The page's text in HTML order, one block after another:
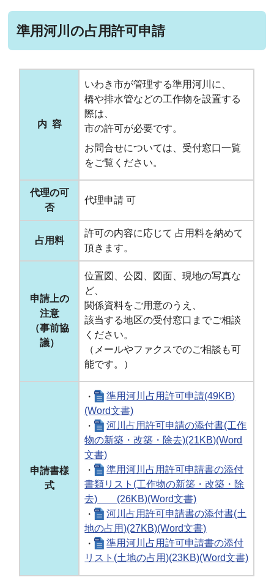
準用河川の占用許可申請
内 容
いわき市が管理する準用河川に、
橋や排水管などの工作物を設置する
際は、
市の許可が必要です。
お問合せについては、受付窓口一覧
をご覧ください。
代理の可
否
代理申請 可
占用料
許可の内容に応じて 占用料を納めて
頂きます。
申請上の
注意
（事前協
議）
位置図、公図、図面、現地の写真な
ど、
関係資料をご用意のうえ、
該当する地区の受付窓口までご相談
ください。
（メールやファクスでのご相談も可
能です。）
申請書様
式
・
準用河川占用許可申請(49KB)
(Word文書)
・
河川占用許可申請の添付書(工作
物の新築・改築・除去)(21KB)(Word
文書)
・
準用河川占用許可申請書の添付
書類リスト(工作物の新築・改築・除
去) (26KB)(Word文書)
・
河川占用許可申請書の添付書(土
地の占用)(27KB)(Word文書)
・
準用河川占用許可申請書の添付
リスト(土地の占用)(23KB)(Word文書)